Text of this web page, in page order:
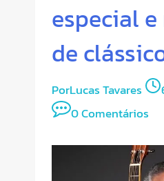
especial
de
PorLucas Tavares
0 Comentários